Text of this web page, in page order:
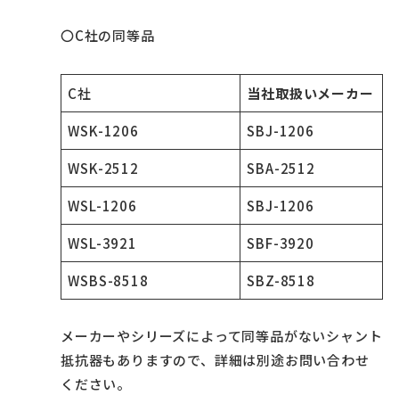
〇C社の同等品
C社
当社取扱いメーカー
WSK-1206
SBJ-1206
WSK-2512
SBA-2512
WSL-1206
SBJ-1206
WSL-3921
SBF-3920
WSBS-8518
SBZ-8518
メーカーやシリーズによって同等品がないシャント
抵抗器もありますので、詳細は別途お問い合わせ
ください。